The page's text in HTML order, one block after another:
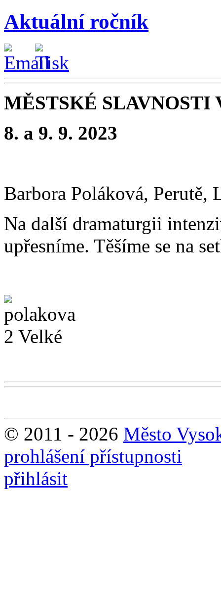
Aktuální ročník
MĚSTSKÉ SLAVNOSTI
8. a 9. 9. 2023
Barbora Poláková,
Na další dramaturgii
upřesníme. Těšíme se na
© 2011 - 2026 Město
prohlášení přístupnosti
přihlásit